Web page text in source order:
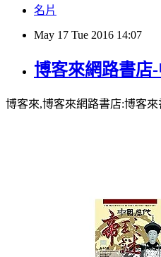
名片
May 17 Tue 2016 14:07
博客來網路書店
博客來,博客來網路書店:博客